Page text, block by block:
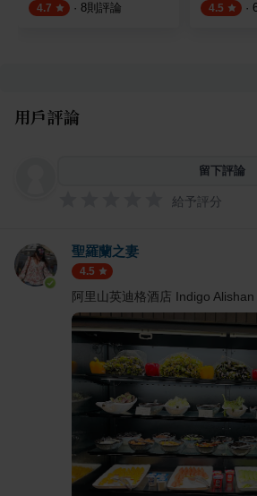
4.7 · 8則評論 4.5 ·
用戶評論
留下評論
給予評分
聖羅蘭之妻
4.5
阿里山英迪格酒店 Indigo Alishan